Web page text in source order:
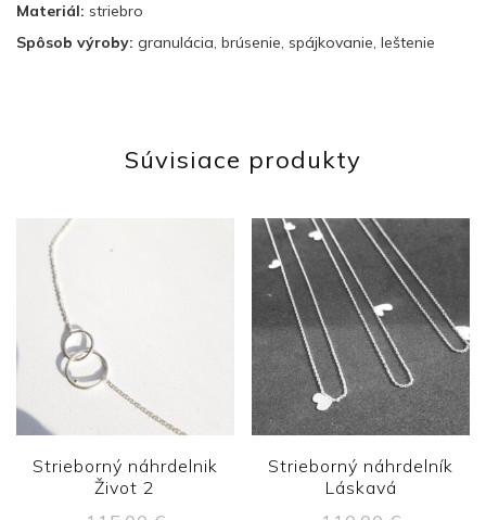
Materiál: striebro
Spôsob výroby: granulácia, brúsenie, spájkovanie, leštenie
Súvisiace produkty
Strieborný náhrdelnik
Život 2
Strieborný náhrdelník
Láskavá